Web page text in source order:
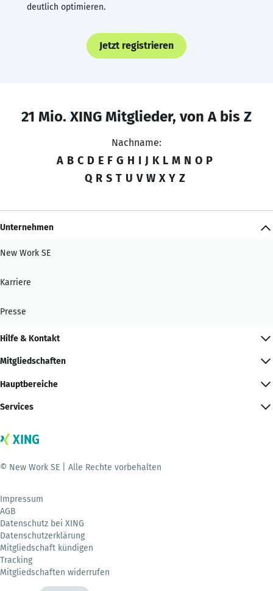
deutlich optimieren.
Jetzt registrieren
21 Mio. XING Mitglieder, von A bis Z
Nachname:
A B C D E F G H I J K L M N O P
Q R S T U V W X Y Z
Unternehmen
New Work SE
Karriere
Presse
Hilfe & Kontakt
Mitgliedschaften
Hauptbereiche
Services
© New Work SE | Alle Rechte vorbehalten
Impressum
AGB
Datenschutz bei XING
Datenschutzerklärung
Mitgliedschaft kündigen
Tracking
Mitgliedschaften widerrufen